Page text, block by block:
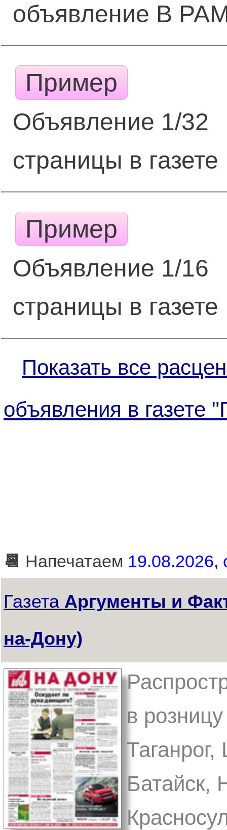
объявление В
Пример
Объявление 1/32
страницы в газете
Пример
Объявление 1/16
страницы в газете
Показать все
объявления в газете
📆 Напечатаем 19.08.2026,
Газета Аргументы и
на-Дону)
в
Батайск,